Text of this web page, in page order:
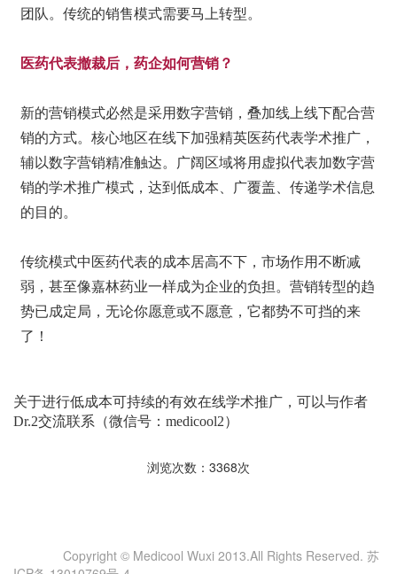
团队。传统的销售模式需要马上转型。
医药代表撤裁后，药企如何营销？
新的营销模式必然是采用数字营销，叠加线上线下配合营
销的方式。核心地区在线下加强精英医药代表学术推广，
辅以数字营销精准触达。广阔区域将用虚拟代表加数字营
销的学术推广模式，达到低成本、广覆盖、传递学术信息
的目的。
传统模式中医药代表的成本居高不下，市场作用不断减
弱，甚至像嘉林药业一样成为企业的负担。营销转型的趋
势已成定局，无论你愿意或不愿意，它都势不可挡的来
了！
关于进行低成本可持续的有效在线学术推广，可以与作者
Dr.2交流联系（微信号：medicool2）
浏览次数：3368次
Copyright © Medicool Wuxi 2013.All Rights Reserved. 苏